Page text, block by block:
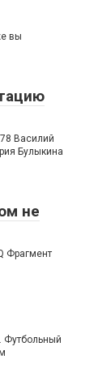
вы
Василий
Булыкина
не
Фрагмент
Футбольный